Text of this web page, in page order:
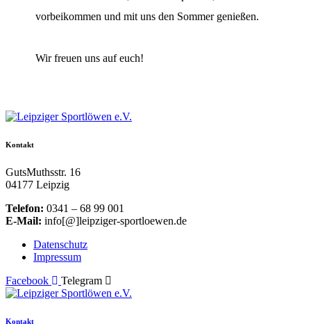
vorbeikommen und mit uns den Sommer genießen.
Wir freuen uns auf euch!
Kontakt
GutsMuthsstr. 16
04177 Leipzig
Telefon: 0341 – 68 99 001
E-Mail: info[@]leipziger-sportloewen.de
Datenschutz
Impressum
Facebook
Telegram
Kontakt